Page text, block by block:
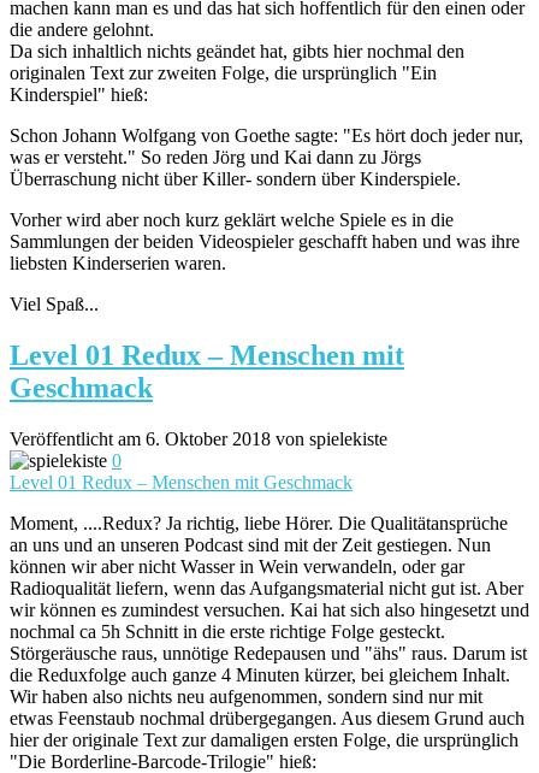
machen kann man es und das hat sich hoffentlich für den einen oder
die andere gelohnt.
Da sich inhaltlich nichts geändet hat, gibts hier nochmal den
originalen Text zur zweiten Folge, die ursprünglich "Ein
Kinderspiel" hieß:
Schon Johann Wolfgang von Goethe sagte: "Es hört doch jeder nur,
was er versteht." So reden Jörg und Kai dann zu Jörgs
Überraschung nicht über Killer- sondern über Kinderspiele.
Vorher wird aber noch kurz geklärt welche Spiele es in die
Sammlungen der beiden Videospieler geschafft haben und was ihre
liebsten Kinderserien waren.
Viel Spaß...
Level 01 Redux – Menschen mit
Geschmack
Veröffentlicht am 6. Oktober 2018 von spielekiste
0
Level 01 Redux – Menschen mit Geschmack
Moment, ....Redux? Ja richtig, liebe Hörer. Die Qualitätansprüche
an uns und an unseren Podcast sind mit der Zeit gestiegen. Nun
können wir aber nicht Wasser in Wein verwandeln, oder gar
Radioqualität liefern, wenn das Aufgangsmaterial nicht gut ist. Aber
wir können es zumindest versuchen. Kai hat sich also hingesetzt und
nochmal ca 5h Schnitt in die erste richtige Folge gesteckt.
Störgeräusche raus, unnötige Redepausen und "ähs" raus. Darum ist
die Reduxfolge auch ganze 4 Minuten kürzer, bei gleichem Inhalt.
Wir haben also nichts neu aufgenommen, sondern sind nur mit
etwas Feenstaub nochmal drübergegangen. Aus diesem Grund auch
hier der originale Text zur damaligen ersten Folge, die ursprünglich
"Die Borderline-Barcode-Trilogie" hieß: